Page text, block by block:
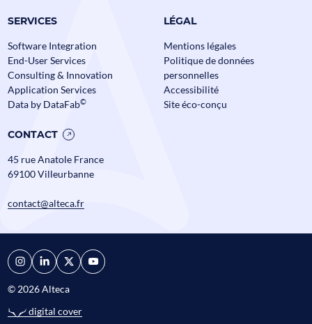
Data Mesh en Banque et
Assurance : comment passer à
l’échelle sans perdre le contrôle ?
SERVICES
Software Integration
End-User Services
Consulting & Innovation
Application Services
Data by DataFab©
LÉGAL
Mentions légales
Politique de données
personnelles
Accessibilité
Site éco-conçu
CONTACT
45 rue Anatole France
69100 Villeurbanne
contact@alteca.fr
© 2026 Alteca
digital cover